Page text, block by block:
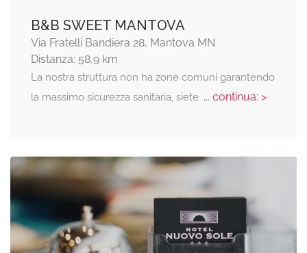
B&B SWEET MANTOVA
Via Fratelli Bandiera 28, Mantova MN
Distanza: 58,9 km
La nostra struttura non ha zone comuni garantendo
la massimo sicurezza sanitaria, siete... continua: >